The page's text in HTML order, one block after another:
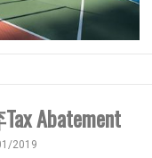
Abatement
2019